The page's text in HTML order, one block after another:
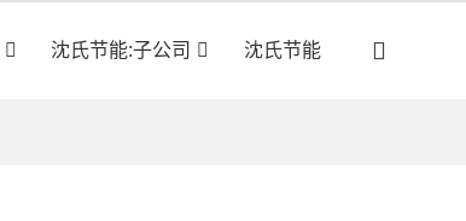
沈氏节能:子公司 沈氏节能